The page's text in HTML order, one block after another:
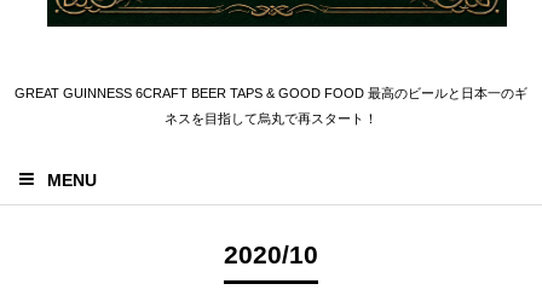
GREAT GUINNESS 6CRAFT BEER TAPS & GOOD FOOD 最高のビールと日本一のギ
ネスを目指して烏丸で再スタート！
MENU
2020/10